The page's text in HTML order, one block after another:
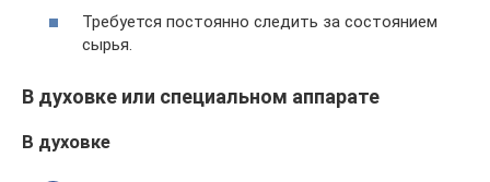
Требуется постоянно следить за состоянием
сырья.
В духовке или специальном аппарате
В духовке